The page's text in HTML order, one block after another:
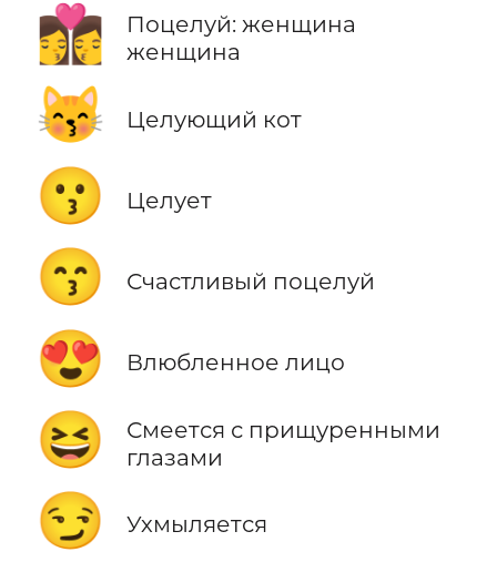
👩‍❤️‍💋‍👩
Поцелуй: женщина
женщина
😽 Целующий кот
😗 Целует
😙 Счастливый поцелуй
😍 Влюбленное лицо
😆
Смеется с прищуренными
глазами
😏 Ухмыляется